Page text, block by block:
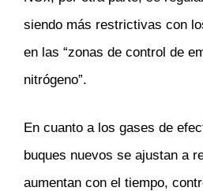
siendo más restrictivas con
en las “zonas de control de
nitrógeno”.
En cuanto a los gases de
buques nuevos se ajustan a
aumentan con el tiempo,